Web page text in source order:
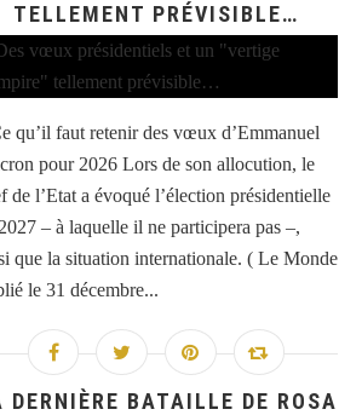
TELLEMENT PRÉVISIBLE…
qu’il faut retenir des vœux d’Emmanuel
pour 2026 Lors de son allocution, le
de l’Etat a évoqué l’élection présidentielle
– à laquelle il ne participera pas –,
que la situation internationale. ( Le Monde
le 31 décembre...
DERNIÈRE BATAILLE DE ROSA